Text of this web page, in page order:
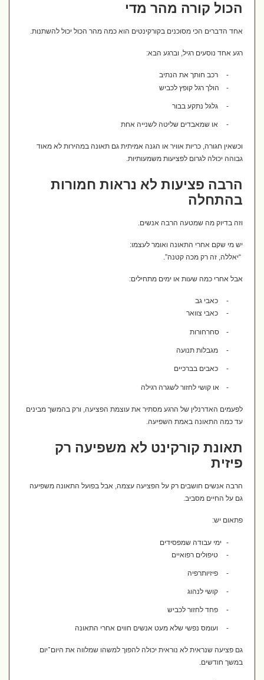
הכול קורה מהר מדי
אחד הדברים הכי מסוכנים בקורקינטים הוא כמה מהר הכול יכול להשתנות.
רגע אחד נוסעים רגיל, וברגע הבא:
רכב חותך את הנתיב
הולך רגל קופץ לכביש
גלגל נתקע בבור
או שמאבדים שליטה לשנייה אחת
וכשאין חגורה, כריות אוויר או הגנה אמיתית גם תאונה במהירות לא מאוד
גבוהה יכולה לגרום לפציעות משמעותיות.
הרבה פציעות לא נראות חמורות
בהתחלה
וזה בדיוק מה שמטעה הרבה אנשים.
יש מי שקם אחרי התאונה ואומר לעצמו:
“יאללה, זה רק מכה קטנה”.
אבל אחרי כמה שעות או ימים מתחילים:
כאבי גב
כאבי צוואר
סחרחורות
מגבלות תנועה
כאבים בברכיים
או קושי לחזור לשגרה רגילה
לפעמים האדרנלין של הרגע מסתיר את עוצמת הפציעה, ורק בהמשך מבינים
עד כמה התאונה באמת השפיעה.
תאונת קורקינט לא משפיעה רק
פיזית
הרבה אנשים חושבים רק על הפציעה עצמה, אבל בפועל התאונה משפיעה
גם על החיים מסביב.
פתאום יש:
ימי עבודה שמפסידים
טיפולים רפואיים
פיזיותרפיה
קושי לנהוג
פחד לחזור לכביש
ועומס נפשי שלא מעט אנשים חווים אחרי התאונה
גם פציעה שנראית לא נוראית יכולה להפוך למשהו שמלווה את היום־יום
במשך חודשים.